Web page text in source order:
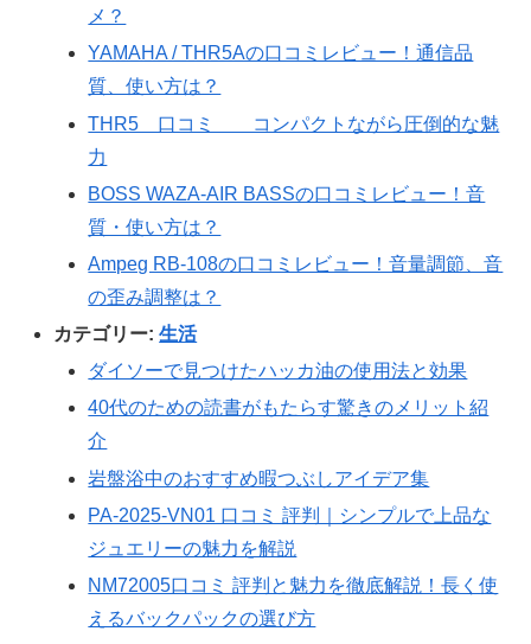
メ？
YAMAHA / THR5Aの口コミレビュー！通信品
質、使い方は？
THR5 口コミ コンパクトながら圧倒的な魅
力
BOSS WAZA-AIR BASSの口コミレビュー！音
質・使い方は？
Ampeg RB-108の口コミレビュー！音量調節、音
の歪み調整は？
カテゴリー:生活
ダイソーで見つけたハッカ油の使用法と効果
40代のための読書がもたらす驚きのメリット紹
介
岩盤浴中のおすすめ暇つぶしアイデア集
PA-2025-VN01 口コミ 評判｜シンプルで上品な
ジュエリーの魅力を解説
NM72005口コミ 評判と魅力を徹底解説！長く使
えるバックパックの選び方